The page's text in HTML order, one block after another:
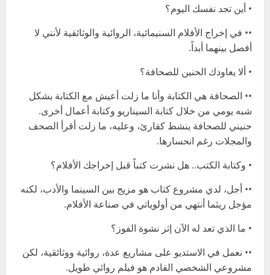
• أين تجد نفسك اليوم؟
•• في إخراج الأفلام السنيمائية، الروائية والوثائقية لأنني لا
أفصل بينهما أبداً.
• ألا يعاودك الحنين للصحافة؟
•• الصحافة هي الكتابة وأنا ما زلت أعيش مع الكتابة بشكل
شبه يومي من خلال كتابة السيناريو وكتابة أعمال أخرى.
حنيني للصحافة ينشط كقارئ، وعليه، ما زلت أقرأ الصحف
والمجلات رغم انحسارها.
• وكتابة الكتب.. هل نشرت كتباً قبل إخراجك الأفلام؟
•• أجل، لدي مشروع كتاب هو مزيج بين السينما والأدب، لكنه
مؤجل ريثما أنتهي من أولوياتي في صناعة الأفلام.
• ما الذي تعد له الآن إثر نشوة الفوز؟
•• نعمل في الاستديو على مشاريع عدة، روائية ووثائقية، لكن
مشروعي الشخصي القادم هو فيلم روائي طويل.